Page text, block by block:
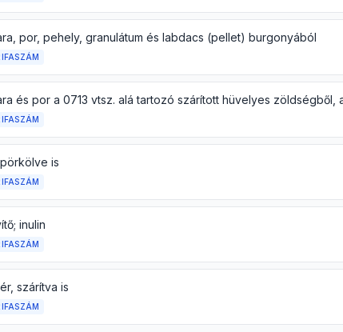
por, pehely, granulátum és labdacs (pellet) burgonyából
is
inulin
szárítva is